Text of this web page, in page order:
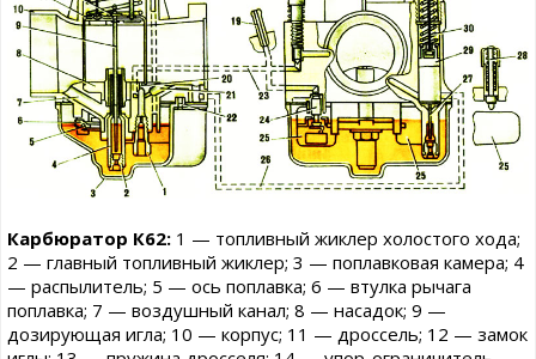
Карбюратор К62: 1 — топливный жиклер холостого хода;
2 — главный топливный жиклер; 3 — поплавковая камера; 4
— распылитель; 5 — ось поплавка; 6 — втулка рычага
поплавка; 7 — воздушный канал; 8 — насадок; 9 —
дозирующая игла; 10 — корпус; 11 — дроссель; 12 — замок